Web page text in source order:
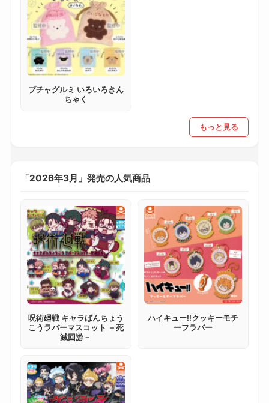
ブチャグルミ いろいろきん
ちゃく
もっと見る
「2026年3月」発売の人気商品
呪術廻戦 キャラばんちょう
こうラバーマスコット －死
滅回游－
ハイキュー!!クッキーモチ
ーフラバー